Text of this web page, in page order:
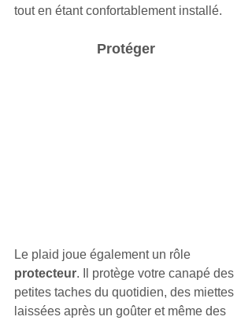
tout en étant confortablement installé.
Protéger
Le plaid joue également un rôle
protecteur. Il protège votre canapé des
petites taches du quotidien, des miettes
laissées après un goûter et même des